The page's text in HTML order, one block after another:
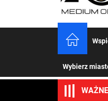
Wybierz
WAŻNE